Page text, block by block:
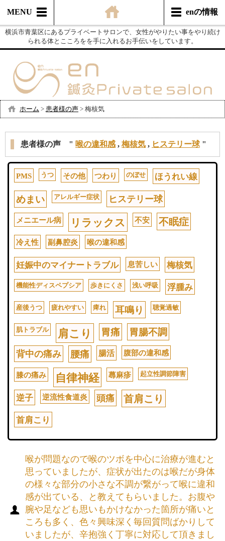
MENU enの情報
横浜市青葉区にあるプライベートサロンで、女性がやりたい事をやり続け
られる体とこころをを手に入れるお手伝いをしています。
ホーム > 患者様の声 > 梅核気
患者様の声 " 喉の違和感 , 梅核気 , ヒステリー球"
PMS うつ その他 つわり のぼせ ほうれい線
めまい アレルギー症状 ヒステリー球
メニエール病 リラックス 不安 不眠症
冷え性 副鼻腔炎 喉の違和感
妊娠中のマイナートラブル 息苦しい 梅核気
機能性ディスペプシア 歩きにくさ 浅い呼吸 浮腫み
産後うつ 疲れやすい 痺れ 耳鳴り 聴覚過敏
肌トラブル 肩こり 胃痛 胃腸不調
背中の痛み 腰痛 腸活 腹部の違和感
膝の痛み 自律神経 蕁麻疹 起立性調節障害
逆子 逆流性食道炎 頭痛 首肩こり
首肩こり
喉が問題なので喉のツボを中心に治療が進むと
思っていましたが、症状が出たのは喉だが身体
の様々な部分の小さな不調が繋がって喉に違和
感が出ている、と教えてもらいました。お腹や
腕や足なども思いもかけなかった箇所が痛いと
ころも多く、色々興味深く毎回質問ばかりして
いましたが、辛抱強く丁寧に対応して頂きまし